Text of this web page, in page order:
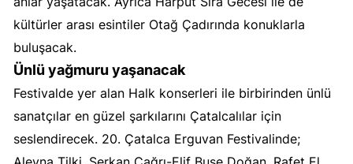
kültürler arası esintiler Otağ Çadırında konuklarla
buluşacak.
Ünlü yağmuru yaşanacak
Festivalde yer alan Halk konserleri ile birbirinden ünlü
sanatçılar en güzel şarkılarını Çatalcalılar için
seslendirecek. 20. Çatalca Erguvan Festivalinde;